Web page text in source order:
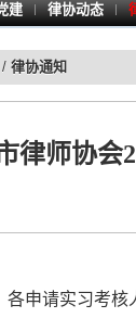
建 | 律协动态 |
/ 律协通知
律师协会
申请实习考核